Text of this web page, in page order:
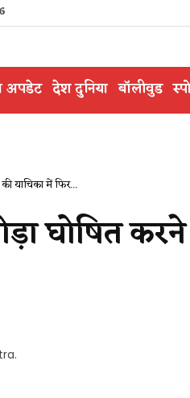
अपडेट देश दुनिया बॉलीवुड
याचिका में फिर...
घोषित